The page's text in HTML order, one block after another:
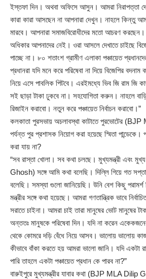
ইস্তফা দিন। অথবা অফিসে আসুন। আমরা নিরাপত্তা
কারা কারা আসছেন না আপনারা দেখুন। নাহলে কিন্তু
মারবে। আপনারা সমাজবিরোধীদের মতো আচরণ করছেন।
অধিকার আপনাদের নেই। ওরা আসলে দেখাতে চাইছে
পাচ্ছে না। ৮০ শতাংশ গ্রামীণ এলাকা পঞ্চায়েত
প্রধানরা যদি মনে করে পরিষেবা না দিয়ে বিজেপির বদনাম
নিয়ে এসে পাবলিক পিটবে। এরইমধ্যে ভিব জি রাম জি
সই ছাড়া টাকা ঢুকবে না। সহযোগিতা করুন। নাহলে
রিজাইন করাবো। নতুন করে পঞ্চায়েত নির্বাচন করাবো।”
কলকাতা পুরসভায় অচলাবস্থা কাটাতে পুরভোটের
পর্যন্ত পুর প্রশাসক নিয়োগ করা হয়েছে স্মিতা পান্ডেকে।
করা যায় না?
“সব রাস্তা খোলা। সব কথা চলছে। মুখ্যমন্ত্রী এবং
Ghosh) সঙ্গে আমি কথা বলেছি। দিল্লি গিয়ে গত
বলেছি। সমস্যা গুলো জানিয়েছি। উনি বেশ কিছু পরামর্শ
মন্ত্রীর সঙ্গে কথা হয়েছে। আমরা গণতান্ত্রিক ভাবে
সরাতে চাইনা। আমরা চাই তারা মানুষের ভোট মানুষের
অন্ততঃ মানুষকে পরিষেবা দিন। যদি না করেন
থেকে কোমরে দড়ি বেঁধে নিয়ে আসব। ভালোয় ভালোয়
কীভাবে বাঁকা করতে হয় আমরা ভালো জানি। যদি একটা
পারি তাহলে একটা পঞ্চায়েত প্রধান কে পারব না?”
বারুইপুরে মুখ্যমন্ত্রীর যাবার কথা (BJP MLA Dilip